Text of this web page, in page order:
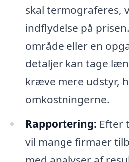
skal termograferes,
indflydelse på
område eller en
detaljer kan tage
kræve mere udstyr,
omkostningerne.
Rapportering: Efter
vil mange firmaer